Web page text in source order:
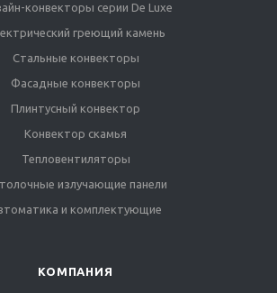
конвекторы серии De Luxe
греющий камень
Стальные конвекторы
Фасадные конвекторы
Плинтусный конвектор
Конвектор скамья
Тепловентиляторы
излучающие панели
и комплектующие
КОМПАНИЯ